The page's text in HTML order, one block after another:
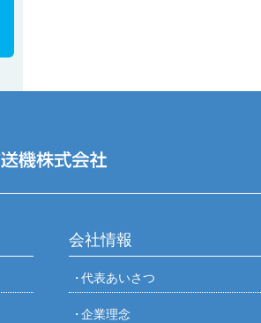
会社情報
代表あいさつ
企業理念